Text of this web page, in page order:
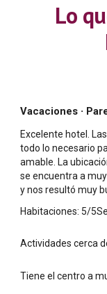
Lo
Vacaciones ·
Excelente hotel.
todo lo necesario
amable. La
se encuentra a
y nos resultó muy
Habitaciones: 5/
Actividades cerca
Tiene el centro a